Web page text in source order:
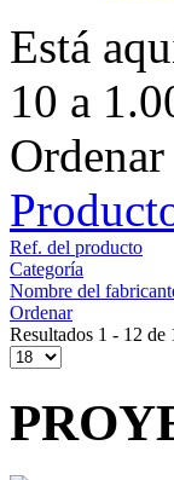
Está
10 a
Ref. del producto
Categoría
Nombre del
Ordenar
Resultados 1 - 12 de